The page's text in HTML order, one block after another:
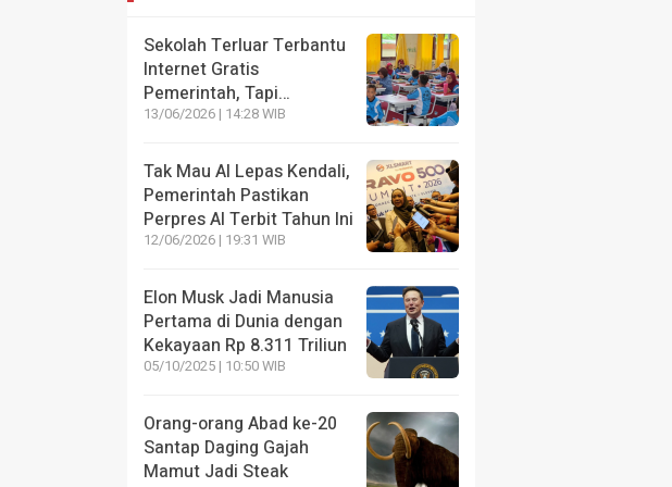
Sekolah Terluar Terbantu
Internet Gratis
Pemerintah, Tapi…
13/06/2026 | 14:28 WIB
Tak Mau AI Lepas Kendali,
Pemerintah Pastikan
Perpres AI Terbit Tahun Ini
12/06/2026 | 19:31 WIB
Elon Musk Jadi Manusia
Pertama di Dunia dengan
Kekayaan Rp 8.311 Triliun
05/10/2025 | 10:50 WIB
Orang-orang Abad ke-20
Santap Daging Gajah
Mamut Jadi Steak